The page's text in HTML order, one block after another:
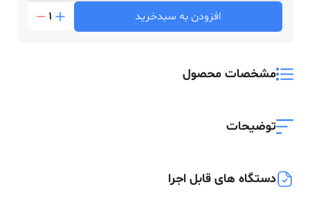
افزودن به سبدخرید
1
مشخصات محصول
توضیحات
دستگاه های قابل اجرا